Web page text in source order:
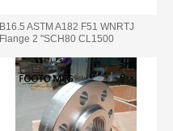
B16.5 ASTM A182 F51 WNRTJ
Flange 2 "SCH80 CL1500